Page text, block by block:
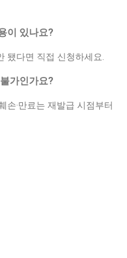
이 있나요?
됐다면 직접 신청하세요.
가인가요?
손·만료는 재발급 시점부터